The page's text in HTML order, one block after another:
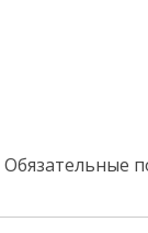
Обязательные